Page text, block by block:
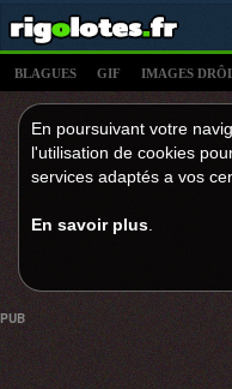
BLAGUES GIF IMAGES
En poursuivant votre
l'utilisation de cookies
services adaptés a vos
En savoir plus
PUB